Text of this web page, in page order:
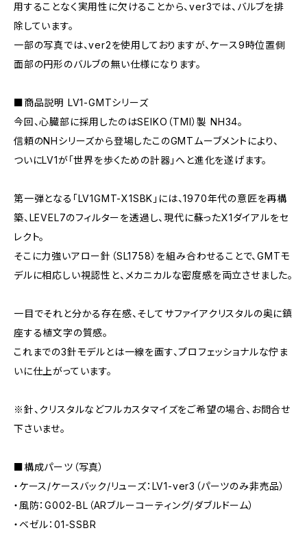
用することなく実用性に欠けることから、ver3では、バルブを排
除しています。
一部の写真では、ver2を使用しておりますが、ケース9時位置側
面部の円形のバルブの無い仕様になります。
■商品説明 LV1-GMTシリーズ
今回、心臓部に採用したのはSEIKO（TMI）製 NH34。
信頼のNHシリーズから登場したこのGMTムーブメントにより、
ついにLV1が「世界を歩くための計器」へと進化を遂げます。
第一弾となる「LV1GMT-X1SBK」には、1970年代の意匠を再構
築、LEVEL7のフィルターを透過し、現代に蘇ったX1ダイアルをセ
レクト。
そこに力強いアロー針（SL1758）を組み合わせることで、GMTモ
デルに相応しい視認性と、メカニカルな密度感を両立させました。
一目でそれと分かる存在感、そしてサファイアクリスタルの奥に鎮
座する植文字の質感。
これまでの3針モデルとは一線を画す、プロフェッショナルな佇ま
いに仕上がっています。
※針、クリスタルなどフルカスタマイズをご希望の場合、お問合せ
下さいませ。
■構成パーツ（写真）
・ケース/ケースバック/リューズ：LV1-ver3（パーツのみ非売品）
・風防：G002-BL（ARブルーコーティング/ダブルドーム）
・ベゼル：01-SSBR